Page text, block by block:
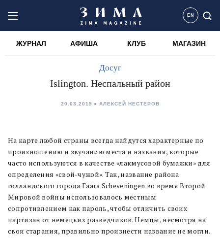
EN
ЖУРНАЛ АФИША КЛУБ МАГАЗИН
Досуг
Islington. Неспальный район
20.03.2015 АЛЕКСЕЙ НЕСТЕРОВ
На карте любой страны всегда найдутся характерные по
произношению и звучанию места и названия, которые
часто используются в качестве «лакмусовой бумажки» для
определения «свой-чужой». Так, название района
голландского города Гаага Scheveningen во время Второй
Мировой войны использовалось местным
сопротивлением как пароль, чтобы отличить своих
партизан от немецких разведчиков. Немцы, несмотря на
свои старания, правильно произнести название не могли.